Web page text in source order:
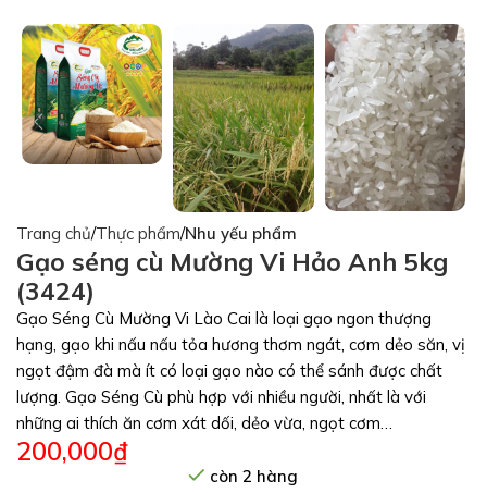
Trang chủ Thực phẩm Nhu yếu phẩm
Gạo séng cù Mường Vi Hảo Anh 5kg
(3424)
Gạo Séng Cù Mường Vi Lào Cai là loại gạo ngon thượng
hạng, gạo khi nấu nấu tỏa hương thơm ngát, cơm dẻo săn, vị
ngọt đậm đà mà ít có loại gạo nào có thể sánh được chất
lượng. Gạo Séng Cù phù hợp với nhiều người, nhất là với
những ai thích ăn cơm xát dối, dẻo vừa, ngọt cơm…
200,000₫
còn 2 hàng